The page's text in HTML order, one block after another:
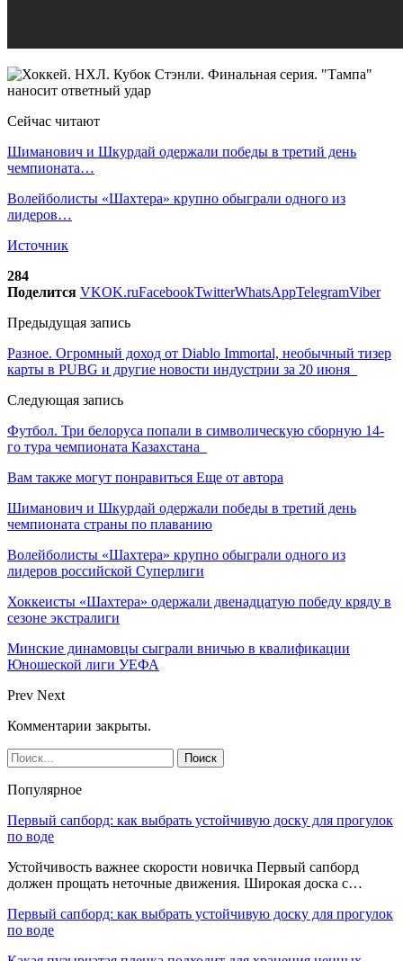
Сейчас читают
Шиманович и Шкурдай одержали победы в третий день
чемпионата…
Волейболисты «Шахтера» крупно обыграли одного из
лидеров…
Источник
284
Поделится VKOK.ruFacebookTwitterWhatsAppTelegramViber
Предыдущая запись
Разное. Огромный доход от Diablo Immortal, необычный тизер
карты в PUBG и другие новости индустрии за 20 июня
Следующая запись
Футбол. Три белоруса попали в символическую сборную 14-
го тура чемпионата Казахстана
Вам также могут понравиться Еще от автора
Шиманович и Шкурдай одержали победы в третий день
чемпионата страны по плаванию
Волейболисты «Шахтера» крупно обыграли одного из
лидеров российской Суперлиги
Хоккеисты «Шахтера» одержали двенадцатую победу кряду в
сезоне экстралиги
Минские динамовцы сыграли вничью в квалификации
Юношеской лиги УЕФА
Prev Next
Комментарии закрыты.
Популярное
Первый сапборд: как выбрать устойчивую доску для прогулок
по воде
Устойчивость важнее скорости новичка Первый сапборд
должен прощать неточные движения. Широкая доска с…
Первый сапборд: как выбрать устойчивую доску для прогулок
по воде